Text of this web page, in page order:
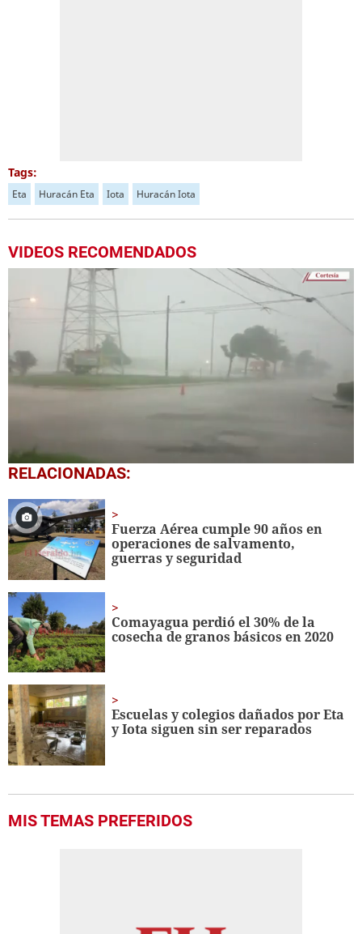
Tags:
Eta Huracán Eta Iota Huracán Iota
VIDEOS RECOMENDADOS
0
seconds
30
seconds
RELACIONADAS:
Fuerza Aérea cumple 90 años en
operaciones de salvamento,
guerras y seguridad
Comayagua perdió el 30% de la
cosecha de granos básicos en 2020
Escuelas y colegios dañados por Eta
y Iota siguen sin ser reparados
MIS TEMAS PREFERIDOS